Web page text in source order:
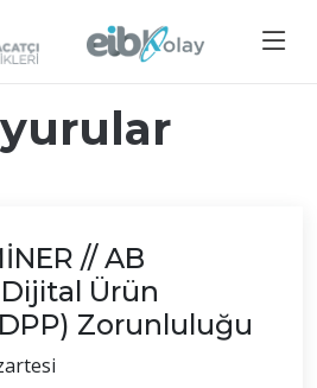
// AB
Ürün
Zorunluluğu